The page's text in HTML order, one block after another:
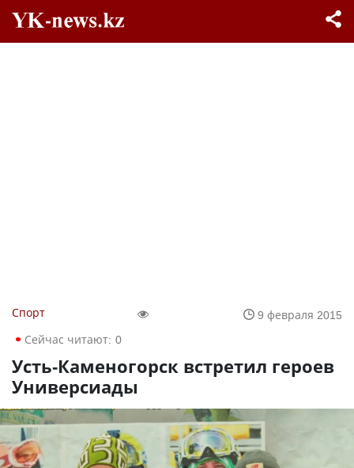
Спорт
9 февраля 2015
Сейчас читают: 0
Усть-Каменогорск встретил героев
Универсиады